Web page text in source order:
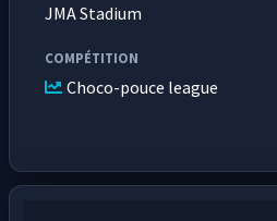
JMA Stadium
COMPÉTITION
Choco-pouce league